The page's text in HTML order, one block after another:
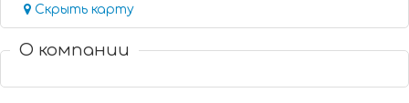
Скрыть карту
О компании